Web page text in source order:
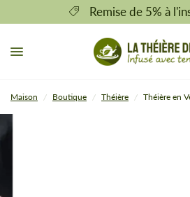
Remise de 5% à
Maison / Boutique / Théière / Théière en